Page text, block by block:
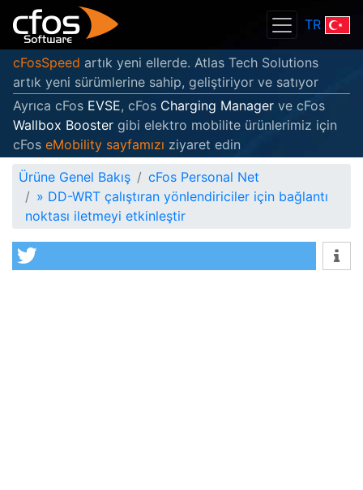
TR
cFosSpeed artık yeni ellerde. Atlas Tech Solutions
artık yeni sürümlerine sahip, geliştiriyor ve satıyor
Ayrıca cFos EVSE, cFos Charging Manager ve cFos
Wallbox Booster gibi elektro mobilite ürünlerimiz için
cFos eMobility sayfamızı ziyaret edin
Ürüne Genel Bakış
cFos Personal Net
» DD-WRT çalıştıran yönlendiriciler için bağlantı
noktası iletmeyi etkinleştir